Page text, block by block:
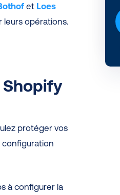
et Loes
leurs opérations.
protéger vos
configuration
à configurer la